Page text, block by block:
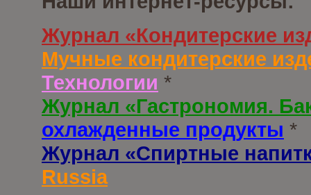
Журнал «Кондитерские
Мучные кондитерские
Технологии *
Журнал «Гастрономия.
охлажденные продукты *
Журнал «Спиртные
Russia